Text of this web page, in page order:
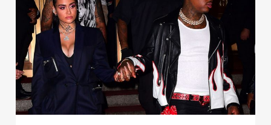
Home
Cover Story
Publicidad
Contacto